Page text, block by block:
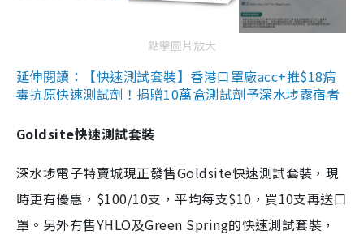
點擊圖片放大
延伸閱讀：【快速測試套裝】香港口罩廠acc+推$18病
毒抗原快速測試劑！捐贈10萬盒測試劑予深水埗露宿者
Goldsite快速測試套裝
深水埗電子特賣城現正發售Goldsite快速測試套裝，現
時更有優惠，$100/10支，平均每支$10，買10支再送口
罩。另外有售YHLO及Green Spring的快速測試套裝，